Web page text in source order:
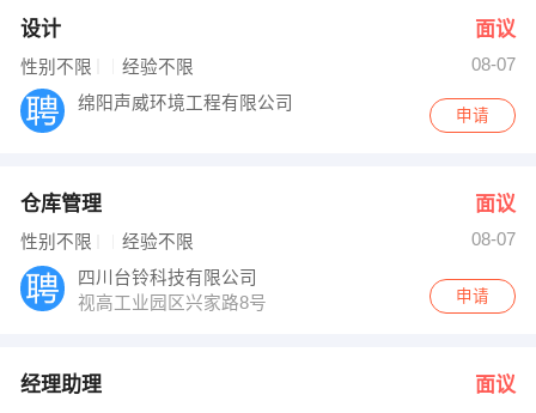
设计 面议
性别不限 经验不限
08-07
绵阳声威环境工程有限公司
申请
仓库管理 面议
性别不限 经验不限
08-07
四川台铃科技有限公司
视高工业园区兴家路8号
申请
经理助理 面议